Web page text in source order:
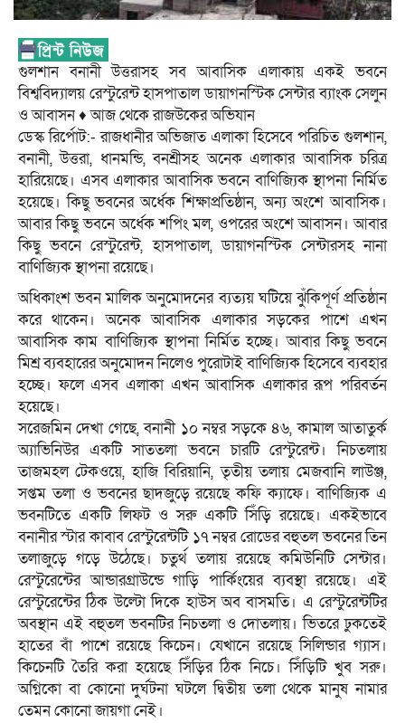
গুলশান বনানী উত্তরাসহ সব আবাসিক এলাকায় একই ভবনে
বিশ্ববিদ্যালয় রেস্টুরেন্ট হাসপাতাল ডায়াগনস্টিক সেন্টার ব্যাংক সেলুন
ও আবাসন ♦ আজ থেকে রাজউকের অভিযান
ডেস্ক রির্পোট:- রাজধানীর অভিজাত এলাকা হিসেবে পরিচিত গুলশান,
বনানী, উত্তরা, ধানমন্ডি, বনশ্রীসহ অনেক এলাকার আবাসিক চরিত্র
হারিয়েছে। এসব এলাকার আবাসিক ভবনে বাণিজ্যিক স্থাপনা নির্মিত
হয়েছে। কিছু ভবনের অর্ধেক শিক্ষাপ্রতিষ্ঠান, অন্য অংশে আবাসিক।
আবার কিছু ভবনে অর্ধেক শপিং মল, ওপরের অংশে আবাসন। আবার
কিছু ভবনে রেস্টুরেন্ট, হাসপাতাল, ডায়াগনস্টিক সেন্টারসহ নানা
বাণিজ্যিক স্থাপনা রয়েছে।
অধিকাংশ ভবন মালিক অনুমোদনের ব্যত্যয় ঘটিয়ে ঝুঁকিপূর্ণ প্রতিষ্ঠান
করে থাকেন। অনেক আবাসিক এলাকার সড়কের পাশে এখন
আবাসিক কাম বাণিজ্যিক স্থাপনা নির্মিত হচ্ছে। আবার কিছু ভবনে
মিশ্র ব্যবহারের অনুমোদন নিলেও পুরোটাই বাণিজ্যিক হিসেবে ব্যবহার
হচ্ছে। ফলে এসব এলাকা এখন আবাসিক এলাকার রূপ পরিবর্তন
হয়েছে।
সরেজমিন দেখা গেছে, বনানী ১০ নম্বর সড়কে ৪৬, কামাল আতাতুর্ক
অ্যাভিনিউর একটি সাততলা ভবনে চারটি রেস্টুরেন্ট। নিচতলায়
তাজমহল টেকওয়ে, হাজি বিরিয়ানি, তৃতীয় তলায় মেজবানি লাউঞ্জ,
সপ্তম তলা ও ভবনের ছাদজুড়ে রয়েছে কফি ক্যাফে। বাণিজ্যিক এ
ভবনটিতে একটি লিফট ও সরু একটি সিঁড়ি রয়েছে। একইভাবে
বনানীর স্টার কাবাব রেস্টুরেন্টটি ১৭ নম্বর রোডের বহুতল ভবনের তিন
তলাজুড়ে গড়ে উঠেছে। চতুর্থ তলায় রয়েছে কমিউনিটি সেন্টার।
রেস্টুরেন্টের আন্ডারগ্রাউন্ডে গাড়ি পার্কিংয়ের ব্যবস্থা রয়েছে। এই
রেস্টুরেন্টের ঠিক উল্টো দিকে হাউস অব বাসমতি। এ রেস্টুরেন্টটির
অবস্থান এই বহুতল ভবনটির নিচতলা ও দোতলায়। ভিতরে ঢুকতেই
হাতের বাঁ পাশে রয়েছে কিচেন। যেখানে রয়েছে সিলিন্ডার গ্যাস।
কিচেনটি তৈরি করা হয়েছে সিঁড়ির ঠিক নিচে। সিঁড়িটি খুব সরু।
অগ্নিকাে বা কোনো দুর্ঘটনা ঘটলে দ্বিতীয় তলা থেকে মানুষ নামার
তেমন কোনো জায়গা নেই।